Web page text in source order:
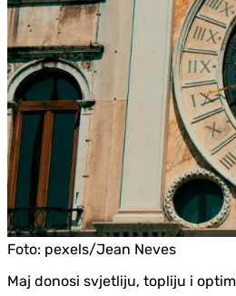
Foto: pexels/Jean Neves
Maj donosi svjetliju, topliju i